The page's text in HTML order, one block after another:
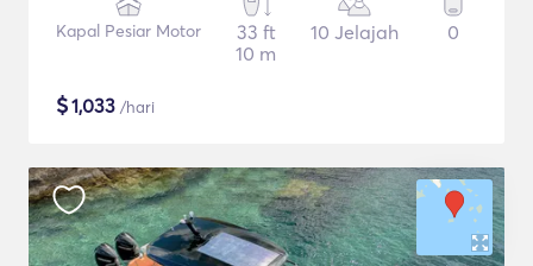
Kapal Pesiar Motor
33 ft
10 m
10 Jelajah 0
$1,033 /hari